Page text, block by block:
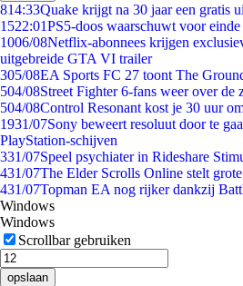
814:33Quake krijgt na 30 jaar een gratis
1522:01PS5-doos waarschuwt voor
1006/08Netflix-abonnees krijgen
uitgebreide GTA VI trailer
305/08EA Sports FC 27 toont The
504/08Street Fighter 6-fans weer over de
504/08Control Resonant kost je 30 uur
1931/07Sony beweert resoluut door te
PlayStation-schijven
331/07Speel psychiater in Rideshare
431/07The Elder Scrolls Online stelt
431/07Topman EA nog rijker dankzij
Windows
Windows
Scrollbar gebruiken
opslaan